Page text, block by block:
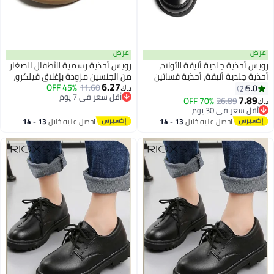
2
عرض
رويس أحذية جلدية أنيقة للأولاد،
أحذية جلدية أنيقة، أحذية فساتين
ريترو أنيقة، أحذية كلاسيكية مميزة
للزي المدرسي الموحد، أحذية
مريحة مانعة للانزلاق للأولاد، مناسبة
للارتداء اليومي والرسمي
5.0
2
د.ك‏7.89
26.89
70% OFF
أقل سعر في 30 يوم
أقل سعر في 30 يوماحصل عليه خلال 13 - 14
عرض
رويس أحذية رسمية للأطفال الصغار
من الجنسين مزودة بإغلاق فيلكرو،
أحذية بنعل ناعم ومضاد للانزلاق،
أحذية جلدية كلاسيكية أنيقة
والرسمي
د.ك‏6.27
11.60
45% OFF
أقل سعر في 7 يوم
أقل سعر في 7 يوم
احصل عليه خلال 13 - 14